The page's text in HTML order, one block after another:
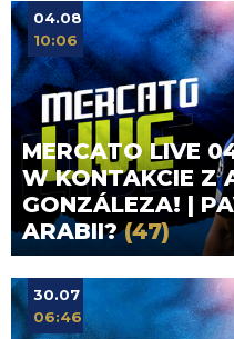
MERCATO LIVE
W KONTAKCIE Z
GONZÁLEZA! |
ARABII?(47)
04.08
10:06
30.07
06:46